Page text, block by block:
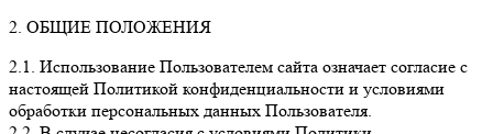
2. ОБЩИЕ ПОЛОЖЕНИЯ
2.1. Использование Пользователем сайта означает согласие с
настоящей Политикой конфиденциальности и условиями
обработки персональных данных Пользователя.